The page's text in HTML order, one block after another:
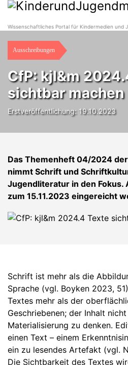
Wissenschaftliches Portal für Kindermedien und
Ausschreibungen
CfP: kjl&m
sichtbar machen
Erstveröffentlichung: 19.10.2023
Das Themenheft 04/2024
nimmt Schrift und
Jugendliteratur in den Fokus.
zum 15.11.2023 eingereicht
Schrift ist mehr als die
Sprache (vgl. Boyken 2023,
Textes mehr als der
Geschriebenen; der Inhalt
Materialisierung zu denken.
einen Text – einem
ein zu lesendes Artefakt (vgl.
Die Sichtbarkeit des Textes